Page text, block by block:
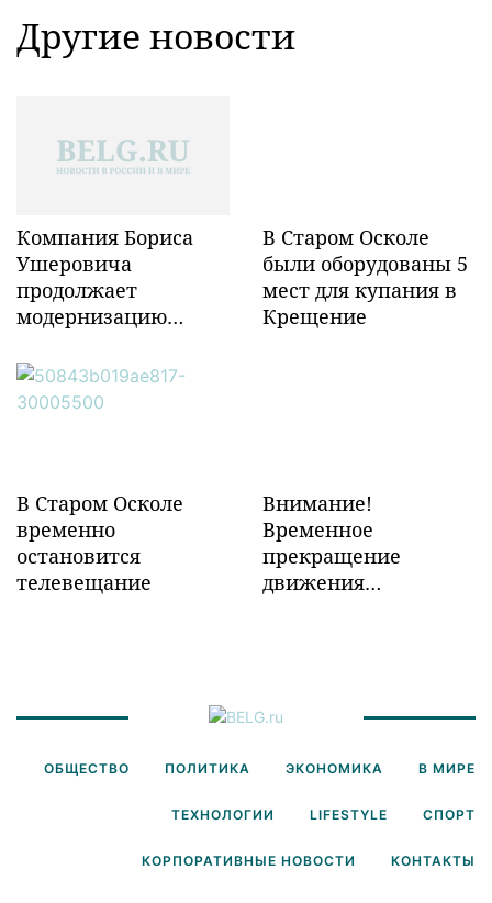
Другие новости
Компания Бориса
Ушеровича
продолжает
модернизацию
инфраструктуры в
Забайкалье
В Старом Осколе
были оборудованы 5
мест для купания в
Крещение
В Старом Осколе
временно
остановится
телевещание
Внимание!
Временное
прекращение
движения
ОБЩЕСТВО ПОЛИТИКА ЭКОНОМИКА В МИРЕ
ТЕХНОЛОГИИ LIFESTYLE СПОРТ
КОРПОРАТИВНЫЕ НОВОСТИ КОНТАКТЫ